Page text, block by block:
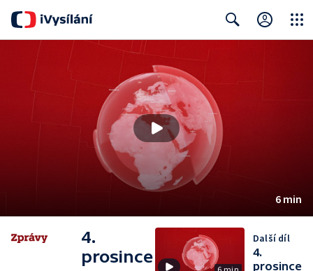
6 min
4.
prosince
Další díl
4.
prosince